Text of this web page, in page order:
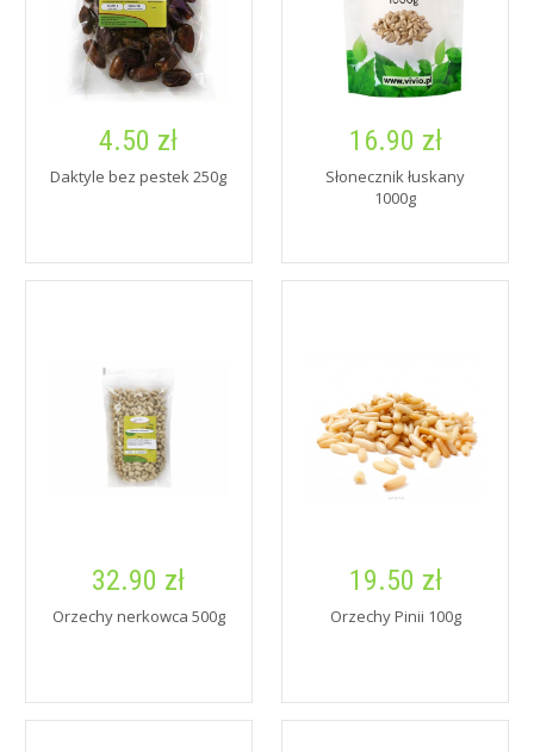
4.50 zł
Daktyle bez pestek 250g
16.90 zł
Słonecznik łuskany
1000g
32.90 zł
Orzechy nerkowca 500g
19.50 zł
Orzechy Pinii 100g